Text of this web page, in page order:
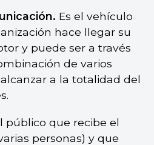
Es el vehículo
hace llegar su
y puede ser a través
de varios
a la totalidad del
público que recibe el
personas) y que